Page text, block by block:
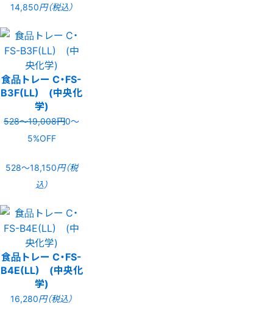
14,850円（税込）
食品トレー C・FS-
B3F(LL) (中央化
学)
528〜19,008円0〜
5%OFF
528〜18,150円（税
込）
食品トレー C・FS-
B4E(LL) (中央化
学)
16,280円（税込）